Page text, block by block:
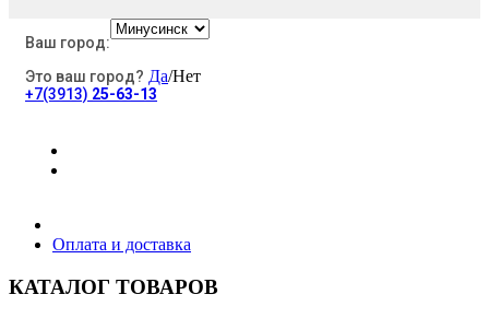
Электротовары
Ваш город:
Это ваш город? Да/Нет
+7(3913) 25-63-13
Оплата и доставка
КАТАЛОГ ТОВАРОВ